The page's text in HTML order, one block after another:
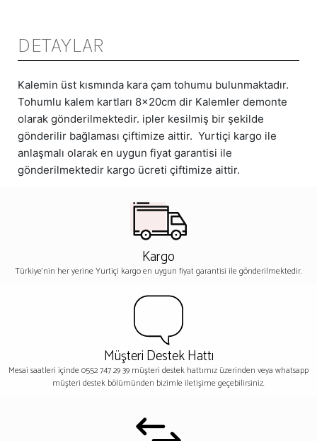
DETAYLAR
Kalemin üst kısmında kara çam tohumu bulunmaktadır.
Tohumlu kalem kartları 8x20cm dir Kalemler demonte
olarak gönderilmektedir. ipler kesilmiş bir şekilde
gönderilir bağlaması çiftimize aittir. Yurtiçi kargo ile
anlaşmalı olarak en uygun fiyat garantisi ile
gönderilmektedir kargo ücreti çiftimize aittir.
Kargo
Türkiye'nin her yerine Yurtiçi kargo en uygun fiyat garantisi ile gönderilmektedir.
Müşteri Destek Hattı
Mesai saatleri içinde 0552 747 29 39 müşteri destek hattımız üzerinden veya whatsapp
müşteri destek bölümünden bizimle iletişime geçebilirsiniz.